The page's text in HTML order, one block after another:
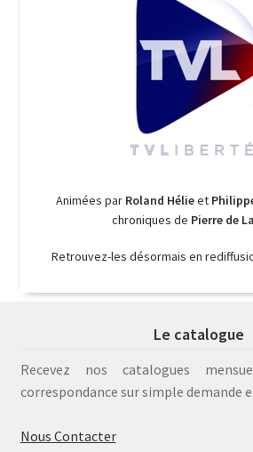
Animées par Roland Hélieet
chroniques de Pierre de
Retrouvez-les désormais en
Le catalogue
Recevez nos catalogues
correspondance sur simple demande
Nous Contacter